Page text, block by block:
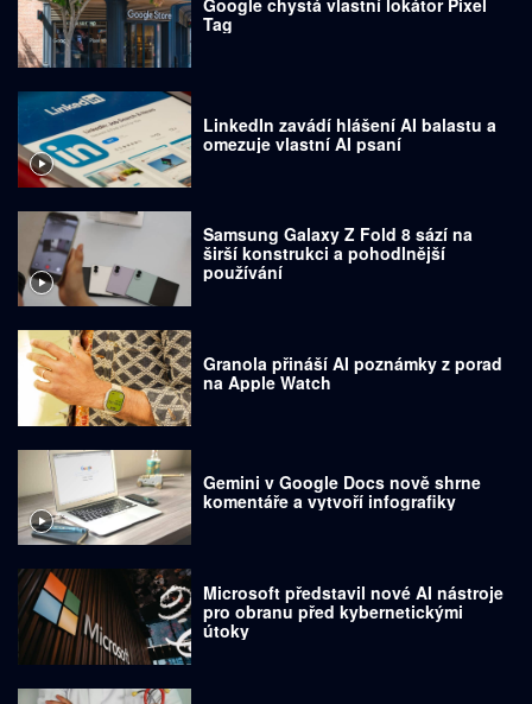
Google chystá vlastní lokátor Pixel
Tag
LinkedIn zavádí hlášení AI balastu a
omezuje vlastní AI psaní
Samsung Galaxy Z Fold 8 sází na
širší konstrukci a pohodlnější
používání
Granola přináší AI poznámky z porad
na Apple Watch
Gemini v Google Docs nově shrne
komentáře a vytvoří infografiky
Microsoft představil nové AI nástroje
pro obranu před kybernetickými
útoky